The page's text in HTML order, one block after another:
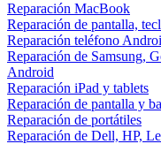
Reparación MacBook
Reparación de pantalla,
Reparación teléfono
Reparación de Samsung,
Android
Reparación iPad y tablets
Reparación de pantalla y
Reparación de portátiles
Reparación de Dell, HP,